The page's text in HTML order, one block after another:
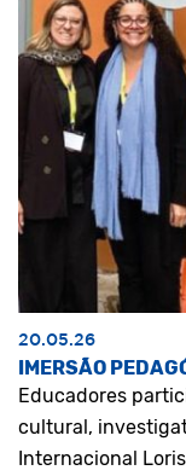
20.05.26
IMERSÃO
Educadores
cultural,
Internacional